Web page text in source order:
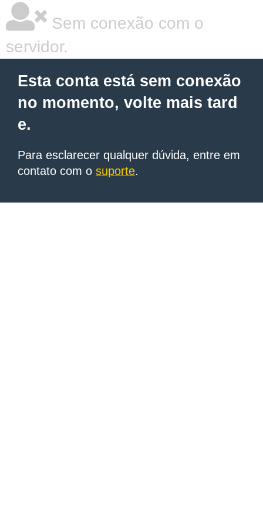
Sem conexão com o
servidor.
Esta conta está sem conexão
no momento, volte mais tard
e.
Para esclarecer qualquer dúvida, entre em
contato com o suporte.